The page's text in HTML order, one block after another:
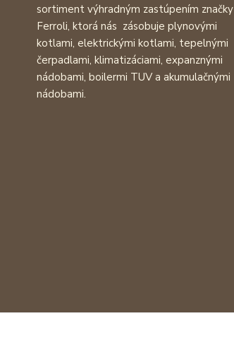
sortiment výhradným zastúpením značky
Ferroli, ktorá nás zásobuje plynovými
kotlami, elektrickými kotlami, tepelnými
čerpadlami, klimatizáciami, expanznými
nádobami, boilermi TUV a akumulačnými
nádobami.